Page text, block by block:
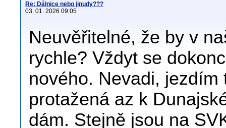
Re: Dálnice nebo jinudy???
03. 01. 2026 09:05
Neuvěřitelné, že by v
rychle? Vždyt se
nového. Nevadi,
protažená az k
dám. Stejně jsou na